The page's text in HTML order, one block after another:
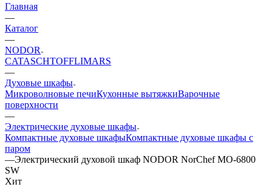
Главная
—
Каталог
—
NODOR
CATASCHTOFFLIMARS
—
Духовые шкафы
Микроволновые печиКухонные вытяжкиВарочные
поверхности
—
Электрические духовые шкафы
Компактные духовые шкафыКомпактные духовые шкафы с
паром
—Электрический духовой шкаф NODOR NorChef MO-6800
SW
Хит